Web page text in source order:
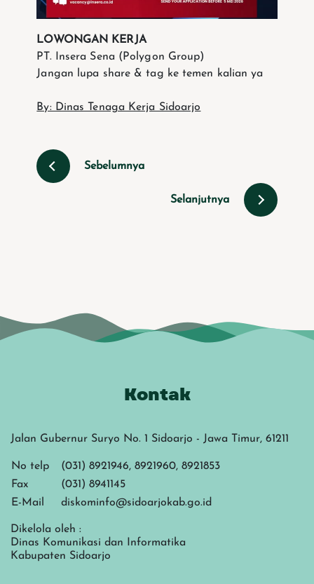
LOWONGAN KERJA
PT. Insera Sena (Polygon Group)
Jangan lupa share & tag ke temen kalian ya
By: Dinas Tenaga Kerja Sidoarjo
Sebelumnya
Selanjutnya
Kontak
Jalan Gubernur Suryo No. 1 Sidoarjo - Jawa Timur, 61211
No telp
(031) 8921946, 8921960, 8921853
Fax
(031) 8941145
E-Mail
diskominfo@sidoarjokab.go.id
Dikelola oleh :
Dinas Komunikasi dan Informatika
Kabupaten Sidoarjo